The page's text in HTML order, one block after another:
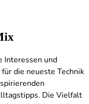
Interessen und
die neueste Technik
Die Vielfalt